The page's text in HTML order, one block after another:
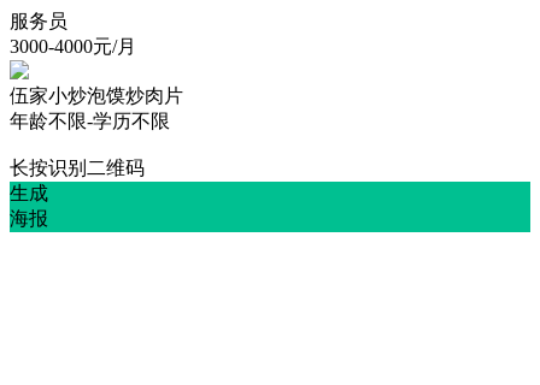
服务员
3000-4000元/月
伍家小炒泡馍炒肉片
年龄不限-学历不限
长按识别二维码
生成
海报